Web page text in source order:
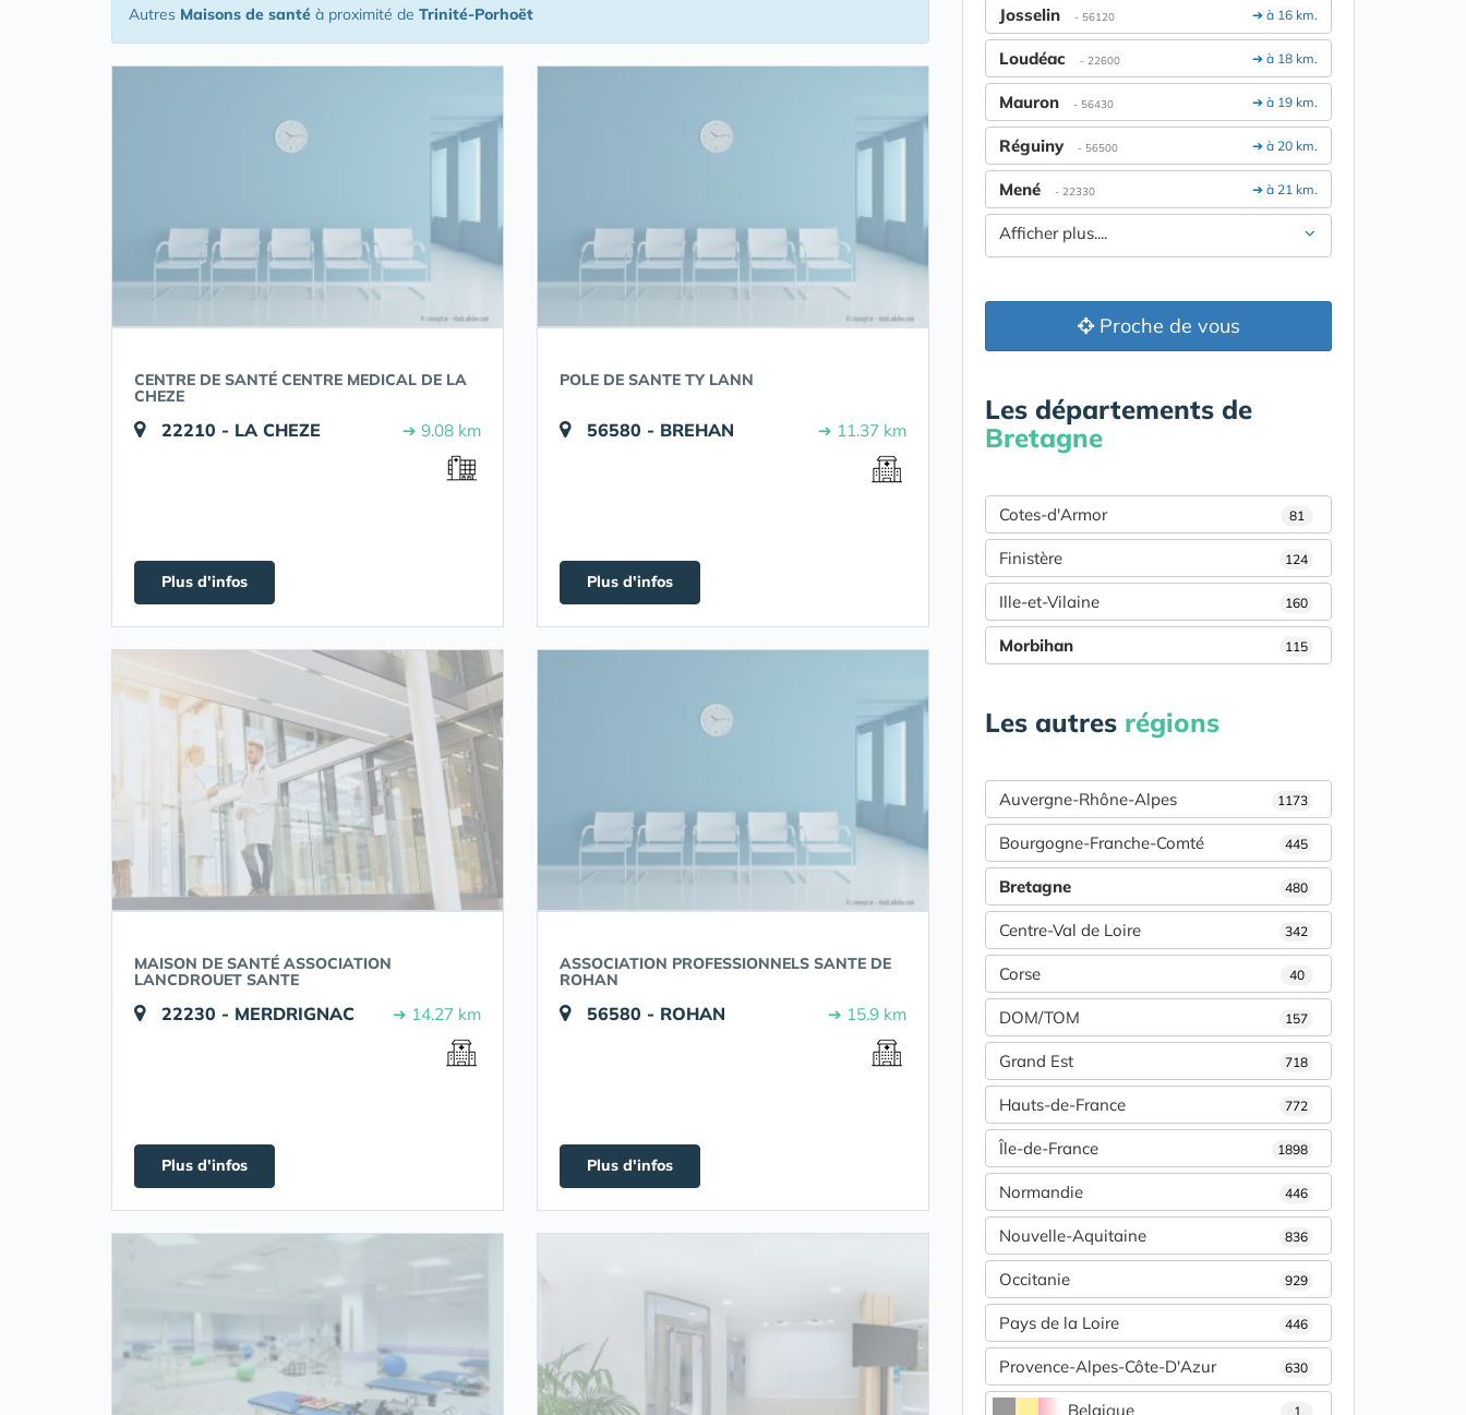
Autres Maisons de santé à proximité de Trinité-Porhoët
CENTRE DE SANTÉ CENTRE MEDICAL DE LA
CHEZE
22210 - LA CHEZE ➔ 9.08 km
Plus d'infos
POLE DE SANTE TY LANN
56580 - BREHAN ➔ 11.37 km
Plus d'infos
MAISON DE SANTÉ ASSOCIATION
LANCDROUET SANTE
22230 - MERDRIGNAC ➔ 14.27 km
Plus d'infos
ASSOCIATION PROFESSIONNELS SANTE DE
ROHAN
56580 - ROHAN ➔ 15.9 km
Plus d'infos
➔ à 16 km.
Josselin - 56120
➔ à 18 km.
Loudéac - 22600
➔ à 19 km.
Mauron - 56430
➔ à 20 km.
Réguiny - 56500
➔ à 21 km.
Mené - 22330
Afficher plus....
Proche de vous
Les départements de
Bretagne
Cotes-d'Armor 81
Finistère 124
Ille-et-Vilaine 160
Morbihan 115
Les autres régions
Auvergne-Rhône-Alpes 1173
Bourgogne-Franche-Comté 445
Bretagne 480
Centre-Val de Loire 342
Corse 40
DOM/TOM 157
Grand Est 718
Hauts-de-France 772
Île-de-France 1898
Normandie 446
Nouvelle-Aquitaine 836
Occitanie 929
Pays de la Loire 446
Provence-Alpes-Côte-D'Azur 630
Belgique 1